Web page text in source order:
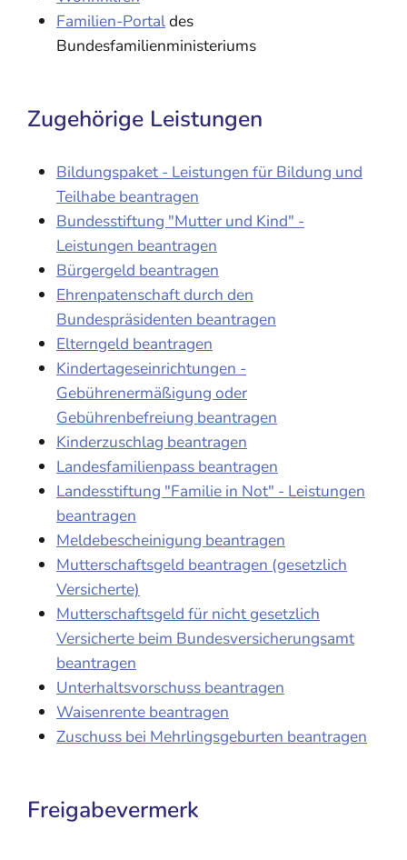
Familien-Portaldes
Bundesfamilienministeriums
Zugehörige Leistungen
Bildungspaket - Leistungen für Bildung und
Teilhabe beantragen
Bundesstiftung "Mutter und Kind" -
Leistungen beantragen
Bürgergeld beantragen
Ehrenpatenschaft durch den
Bundespräsidenten beantragen
Elterngeld beantragen
Kindertageseinrichtungen -
Gebührenermäßigung oder
Gebührenbefreiung beantragen
Kinderzuschlag beantragen
Landesfamilienpass beantragen
Landesstiftung "Familie in Not" - Leistungen
beantragen
Meldebescheinigung beantragen
Mutterschaftsgeld beantragen (gesetzlich
Versicherte)
Mutterschaftsgeld für nicht gesetzlich
Versicherte beim Bundesversicherungsamt
beantragen
Unterhaltsvorschuss beantragen
Waisenrente beantragen
Zuschuss bei Mehrlingsgeburten beantragen
Freigabevermerk